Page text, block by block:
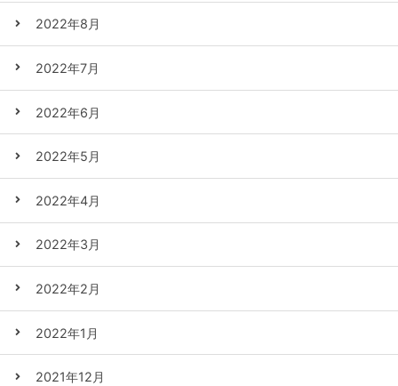
2022年8月
2022年7月
2022年6月
2022年5月
2022年4月
2022年3月
2022年2月
2022年1月
2021年12月